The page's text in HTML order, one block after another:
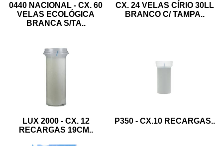
0440 NACIONAL - CX. 60
VELAS ECOLÓGICA
BRANCA S/TA..
CX. 24 VELAS CÍRIO 30LL
BRANCO C/ TAMPA..
LUX 2000 - CX. 12
RECARGAS 19CM..
P350 - CX.10 RECARGAS..